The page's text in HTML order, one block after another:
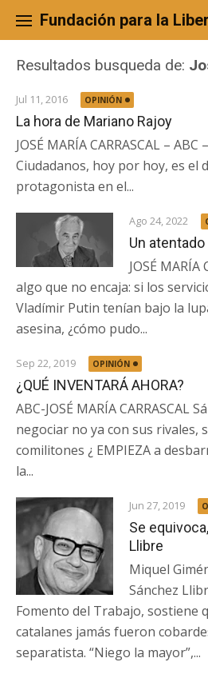
content
Fundación para la
Resultados busqueda de:
Jul 11, 2016 OPINIÓN
La hora de Mariano Rajoy
JOSÉ MARÍA CARRASCAL –
Ciudadanos, hoy por hoy, es el
protagonista en el...
Ago 24, 2022
Un
JOSÉ MARÍA
algo que no encaja: si los
Vladímir Putin tenían bajo la
asesina, ¿cómo pudo...
Sep 22, 2019 OPINIÓN
¿QUÉ INVENTARÁ AHORA?
ABC-JOSÉ MARÍA CARRASCAL
negociar no ya con sus rivales,
comilitones ¿ EMPIEZA a
la...
Jun 27, 2019
Se
Llibre
Miquel
Sánchez
Fomento del Trabajo, sostiene
catalanes jamás fueron
separatista. “Niego la mayor”,...